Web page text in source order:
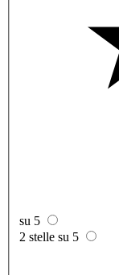
su 5
2 stelle su 5